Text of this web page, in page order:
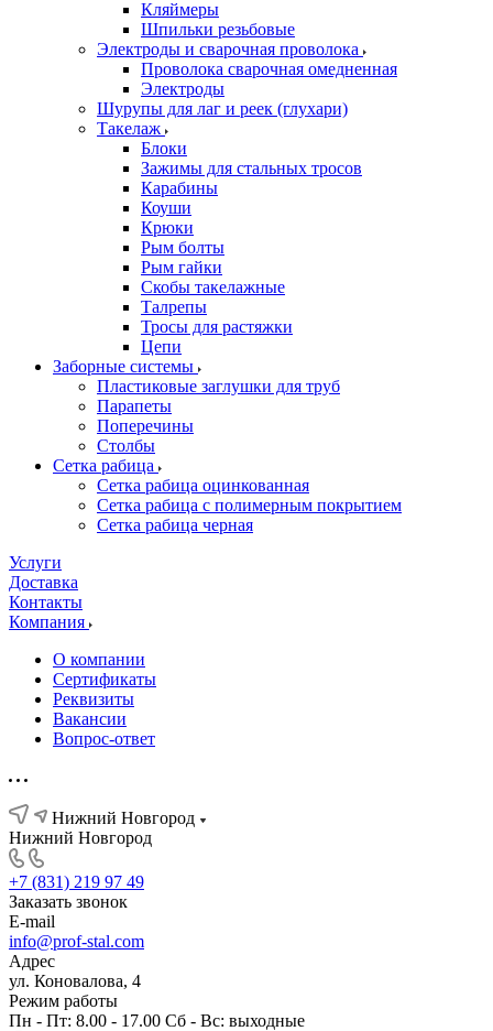
Кляймеры
Шпильки резьбовые
Электроды и сварочная проволока
Проволока сварочная омедненная
Электроды
Шурупы для лаг и реек (глухари)
Такелаж
Блоки
Зажимы для стальных тросов
Карабины
Коуши
Крюки
Рым болты
Рым гайки
Скобы такелажные
Талрепы
Тросы для растяжки
Цепи
Заборные системы
Пластиковые заглушки для труб
Парапеты
Поперечины
Столбы
Сетка рабица
Сетка рабица оцинкованная
Сетка рабица с полимерным покрытием
Сетка рабица черная
Услуги
Доставка
Контакты
Компания
О компании
Сертификаты
Реквизиты
Вакансии
Вопрос-ответ
Нижний Новгород
Нижний Новгород
+7 (831) 219 97 49
Заказать звонок
E-mail
info@prof-stal.com
Адрес
ул. Коновалова, 4
Режим работы
Пн - Пт: 8.00 - 17.00 Сб - Вс: выходные